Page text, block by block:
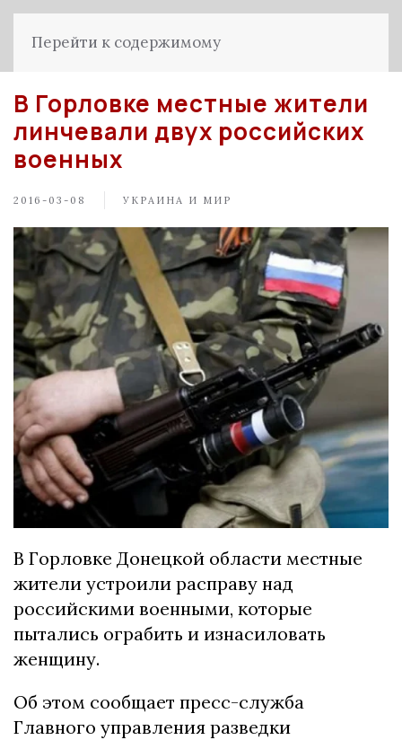
Перейти к содержимому
В Горловке местные жители
линчевали двух российских
военных
2016-03-08 УКРАИНА И МИР
В Горловке Донецкой области местные
жители устроили расправу над
российскими военными, которые
пытались ограбить и изнасиловать
женщину.
Об этом сообщает пресс-служба
Главного управления разведки